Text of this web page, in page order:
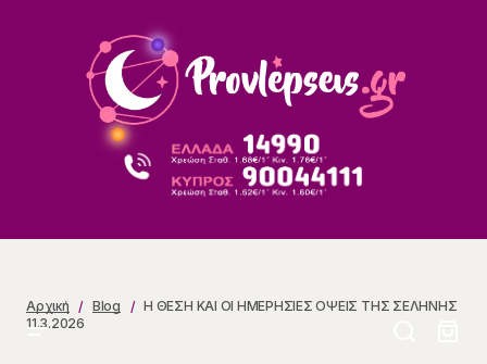
Αρχική Blog
Η ΘΕΣΗ ΚΑΙ ΟΙ ΗΜΕΡΗΣΙΕΣ ΟΨΕΙΣ ΤΗΣ ΣΕΛΗΝΗΣ
11.3.2026